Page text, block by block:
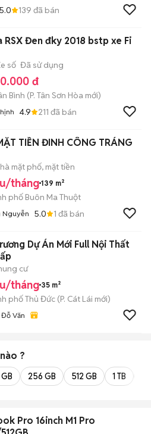
5.0 139 đã bán
RSX Đen đky 2018 bstp xe Fi
số Đã sử dụng
đ
Bình (P. Tân Sơn Hòa mới)
4.9 211 đã bán
TIỀN ĐINH CÔNG TRÁNG
mặt phố, mặt tiền
tháng139 m²
phố Buôn Ma Thuột
Nguyễn 5.0 1 đã bán
Dự Án Mới Full Nội Thất
cư
tháng 35 m²
phố Thủ Đức (P. Cát Lái mới)
Văn
nào ?
256 GB 512 GB 1 TB
Pro 16inch M1 Pro